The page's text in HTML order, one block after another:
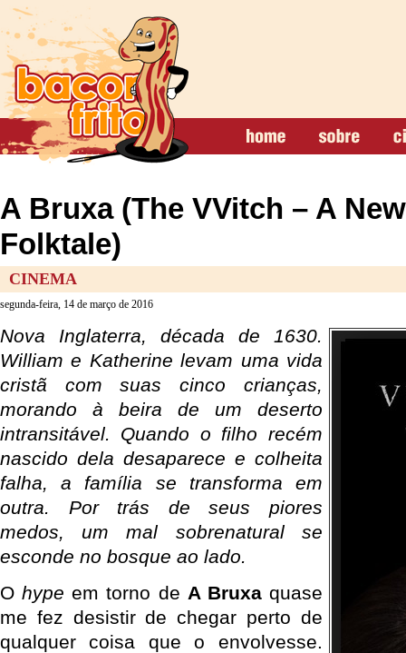
A Bruxa (The VVitch – A
Folktale)
CINEMA
segunda-feira, 14 de março de 2016
Nova Inglaterra, década de 1630.
William e Katherine levam uma vida
cristã com suas cinco crianças,
morando à beira de um deserto
intransitável. Quando o filho recém
nascido dela desaparece e colheita
falha, a família se transforma em
outra. Por trás de seus piores
medos, um mal sobrenatural se
esconde no bosque ao lado.
Ohype em torno de A Bruxaquase
me fez desistir de chegar perto de
qualquer coisa que o envolvesse.